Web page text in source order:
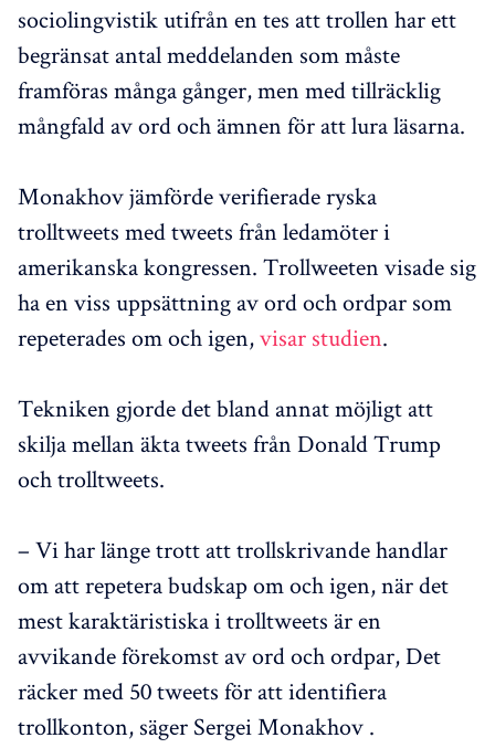
sociolingvistik utifrån en tes att trollen har ett
begränsat antal meddelanden som måste
framföras många gånger, men med tillräcklig
mångfald av ord och ämnen för att lura läsarna.
Monakhov jämförde verifierade ryska
trolltweets med tweets från ledamöter i
amerikanska kongressen. Trollweeten visade sig
ha en viss uppsättning av ord och ordpar som
repeterades om och igen,visar studien.
Tekniken gjorde det bland annat möjligt att
skilja mellan äkta tweets från Donald Trump
och trolltweets.
– Vi har länge trott att trollskrivande handlar
om att repetera budskap om och igen, när det
mest karaktäristiska i trolltweets är en
avvikande förekomst av ord och ordpar, Det
räcker med 50 tweets för att identifiera
trollkonton, säger Sergei Monakhov .